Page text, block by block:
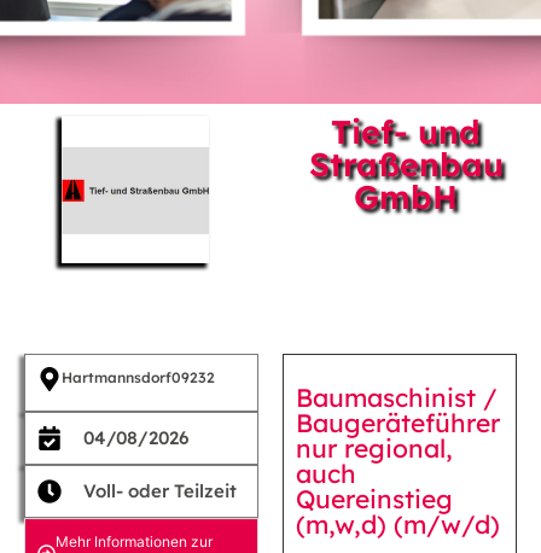
Tief- und
Straßenbau
GmbH
Hartmannsdorf09232
04/08/2026
Voll- oder Teilzeit
Mehr Informationen zur
Baumaschinist /
Baugeräteführer
nur regional,
auch
Quereinstieg
(m,w,d) (m/w/d)